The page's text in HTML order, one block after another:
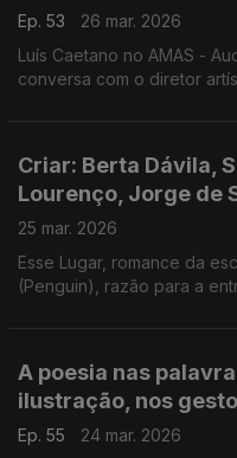
Ep. 53
26 mar. 2026
Luís Caetano no AMAS -
conversa com o diretor
Criar: Berta Dávila,
Lourenço, Jorge de
25 mar. 2026
Esse Lugar, romance da
(Penguin), razão para a
A poesia nas
ilustração, nos
Ep. 55
24 mar. 2026